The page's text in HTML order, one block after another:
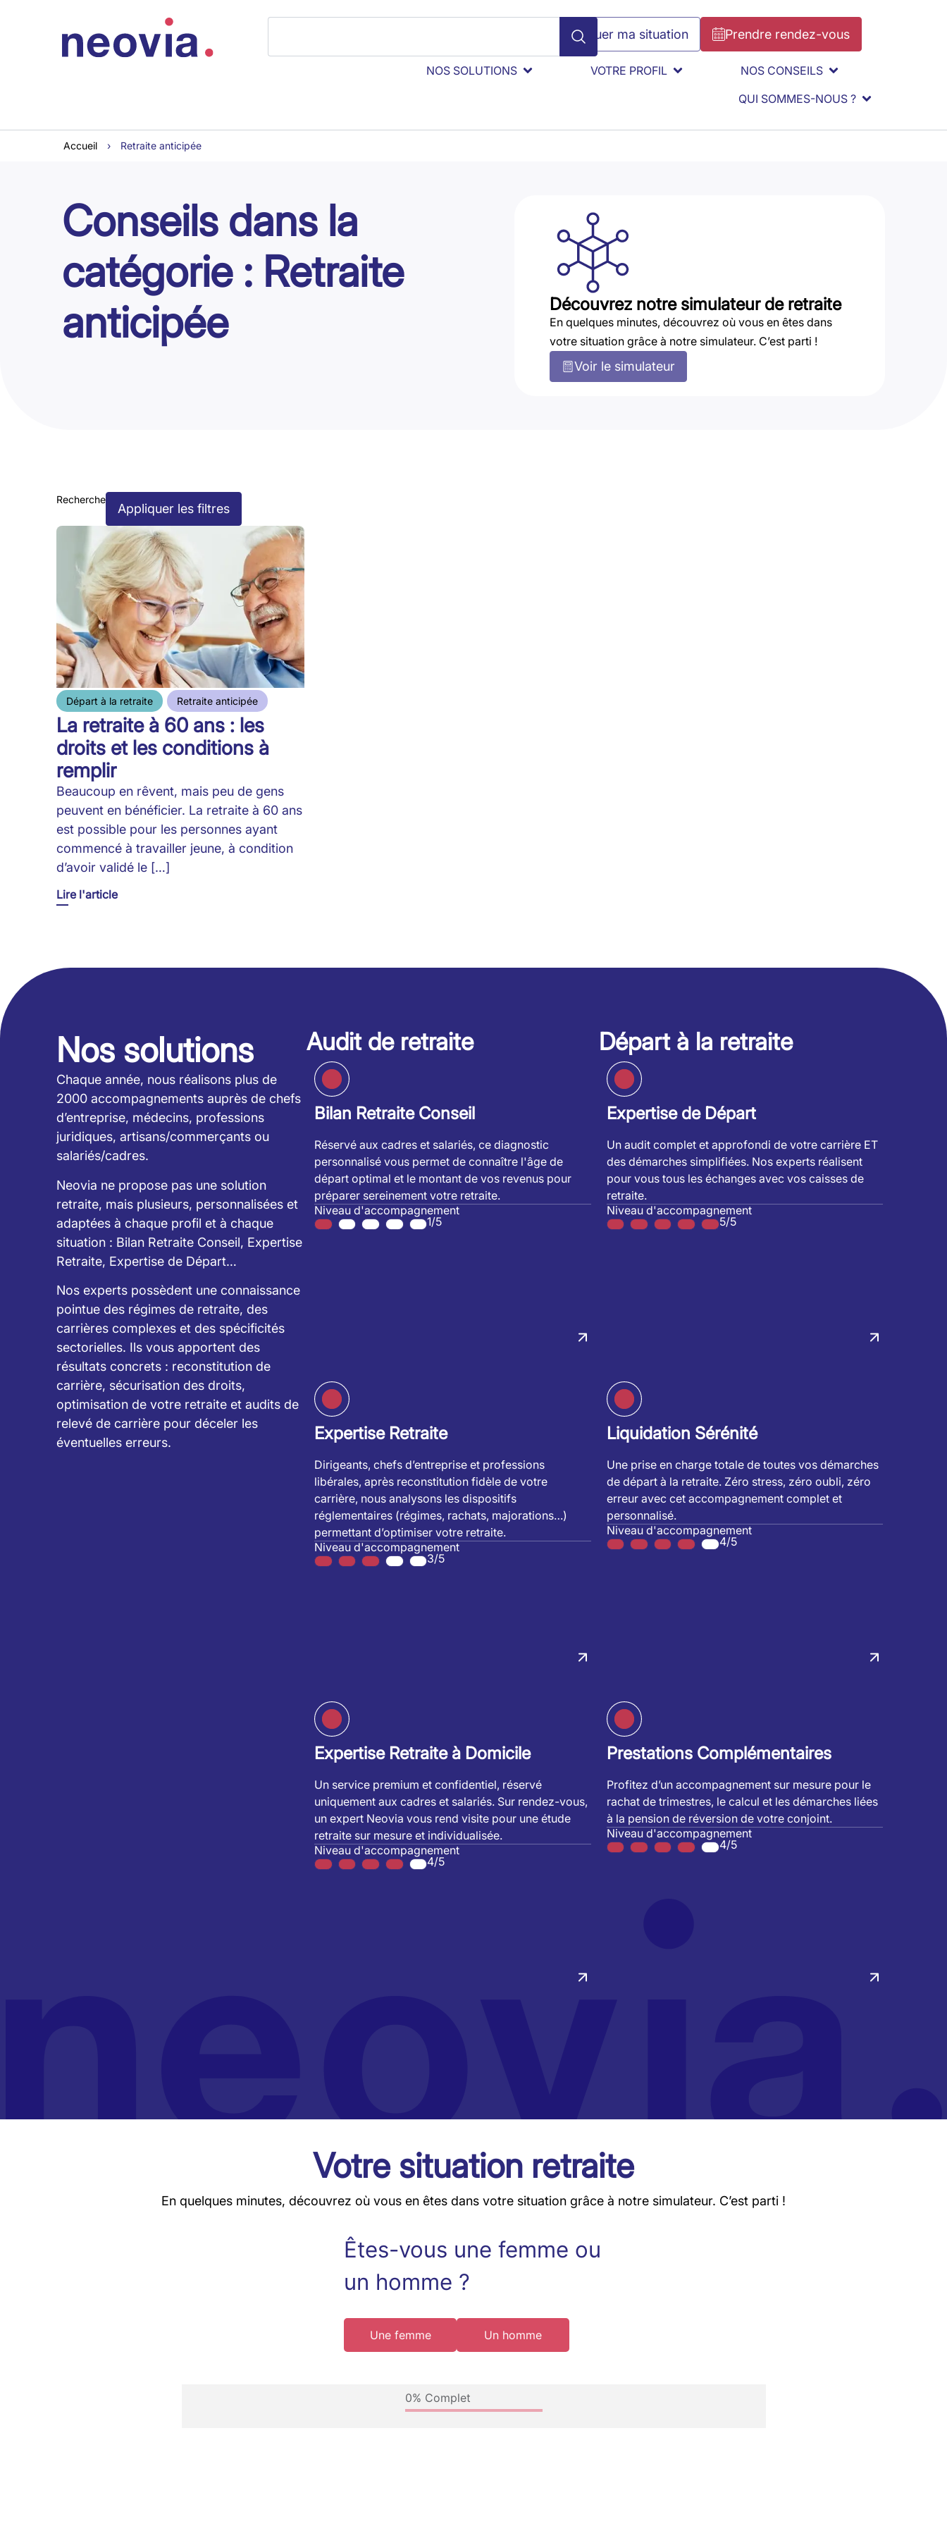
Évaluer ma situation Prendre rendez-vous
NOS SOLUTIONS VOTRE PROFIL
NOS CONSEILS
QUI SOMMES-NOUS ?
Accueil › Retraite anticipée
Conseils dans la
catégorie : Retraite
anticipée
Découvrez notre simulateur de retraite
En quelques minutes, découvrez où vous en êtes dans
votre situation grâce à notre simulateur. C’est parti !
Voir le simulateur
Recherche
Appliquer les filtres
Départ à la retraite Retraite anticipée
La retraite à 60 ans : les
droits et les conditions à
remplir
Beaucoup en rêvent, mais peu de gens
peuvent en bénéficier. La retraite à 60 ans
est possible pour les personnes ayant
commencé à travailler jeune, à condition
d’avoir validé le […]
Lire l'article
Nos solutions
Chaque année, nous réalisons plus de
2000 accompagnements auprès de chefs
d’entreprise, médecins, professions
juridiques, artisans/commerçants ou
salariés/cadres.
Neovia ne propose pas une solution
retraite, mais plusieurs, personnalisées et
adaptées à chaque profil et à chaque
situation : Bilan Retraite Conseil, Expertise
Retraite, Expertise de Départ…
Nos experts possèdent une connaissance
pointue des régimes de retraite, des
carrières complexes et des spécificités
sectorielles. Ils vous apportent des
résultats concrets : reconstitution de
carrière, sécurisation des droits,
optimisation de votre retraite et audits de
relevé de carrière pour déceler les
éventuelles erreurs.
Audit de retraite
Bilan Retraite Conseil
Réservé aux cadres et salariés, ce diagnostic
personnalisé vous permet de connaître l'âge de
départ optimal et le montant de vos revenus pour
préparer sereinement votre retraite.
Niveau d'accompagnement
1/5
Expertise Retraite
Dirigeants, chefs d’entreprise et professions
libérales, après reconstitution fidèle de votre
carrière, nous analysons les dispositifs
réglementaires (régimes, rachats, majorations…)
permettant d’optimiser votre retraite.
Niveau d'accompagnement
3/5
Expertise Retraite à Domicile
Un service premium et confidentiel, réservé
uniquement aux cadres et salariés. Sur rendez-vous,
un expert Neovia vous rend visite pour une étude
retraite sur mesure et individualisée.
Niveau d'accompagnement
4/5
Départ à la retraite
Expertise de Départ
Un audit complet et approfondi de votre carrière ET
des démarches simplifiées. Nos experts réalisent
pour vous tous les échanges avec vos caisses de
retraite.
Niveau d'accompagnement
5/5
Liquidation Sérénité
Une prise en charge totale de toutes vos démarches
de départ à la retraite. Zéro stress, zéro oubli, zéro
erreur avec cet accompagnement complet et
personnalisé.
Niveau d'accompagnement
4/5
Prestations Complémentaires
Profitez d’un accompagnement sur mesure pour le
rachat de trimestres, le calcul et les démarches liées
à la pension de réversion de votre conjoint.
Niveau d'accompagnement
4/5
Votre situation retraite
En quelques minutes, découvrez où vous en êtes dans votre situation grâce à notre simulateur. C’est parti !